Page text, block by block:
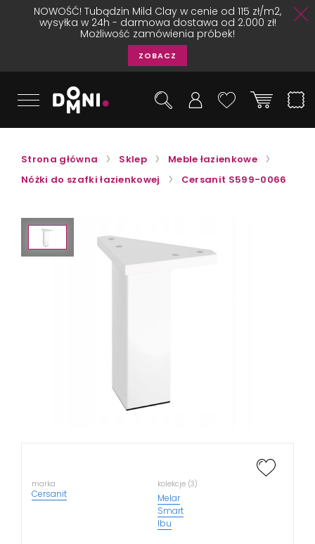
NOWOŚĆ! Tubądzin Mild Clay w cenie od 115 zł/m2,
wysyłka w 24h - darmowa dostawa od 2.000 zł!
Możliwość zamówienia próbek!
ZOBACZ
Strona główna Sklep
Meble łazienkowe
Nóżki do szafki łazienkowej
Cersanit S599-0066
marka
Cersanit
kolekcje (3)
Melar
Smart
Ibu